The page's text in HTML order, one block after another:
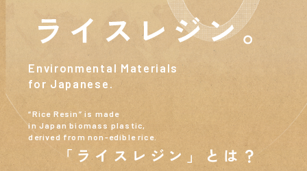
Environmental Materials
for Japanese.
“Rice Resin” is made
in Japan biomass plastic,
derived from non-edible rice.
「ライスレジン」とは？